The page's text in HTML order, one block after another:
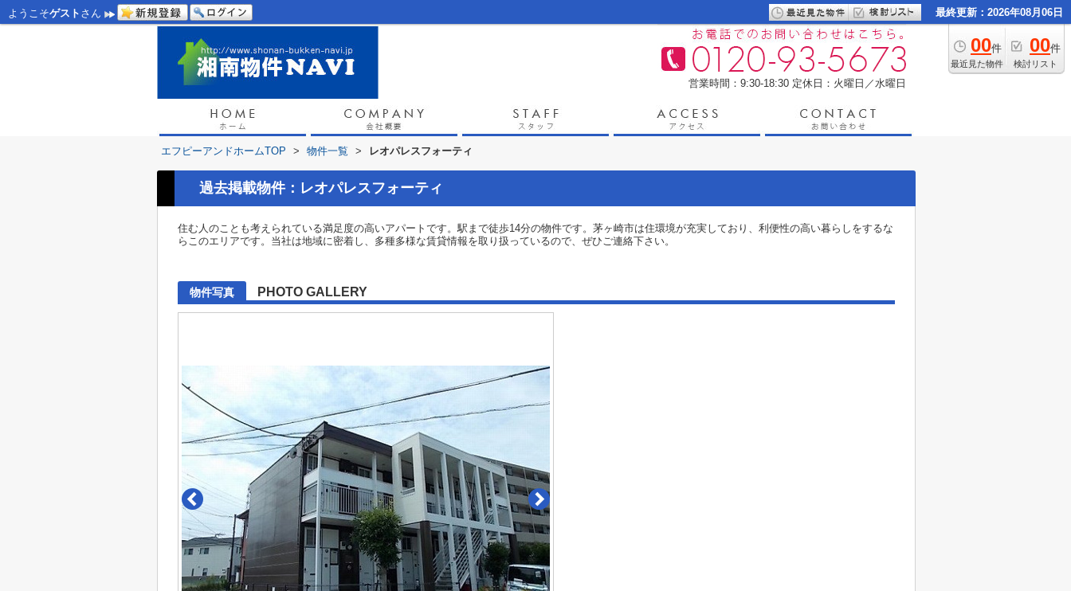
ようこそゲスト さん 最終更新：2026年08月06日
00件
最近見た物件
00件
検討リスト
営業時間：9:30-18:30 定休日：火曜日／水曜日
エフピーアンドホームTOP > 物件一覧 > レオパレスフォーティ
過去掲載物件：レオパレスフォーティ
住む人のことも考えられている満足度の高いアパートです。駅まで徒歩14分の物件です。茅ヶ崎市は住環境が充実しており、利便性の高い暮らしをするな
らこのエリアです。当社は地域に密着し、多種多様な賃貸情報を取り扱っているので、ぜひご連絡下さい。
物件写真 PHOTO GALLERY